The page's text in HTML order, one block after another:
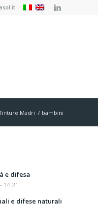
Madri / bambini
e difesa
14:21
e difese naturali